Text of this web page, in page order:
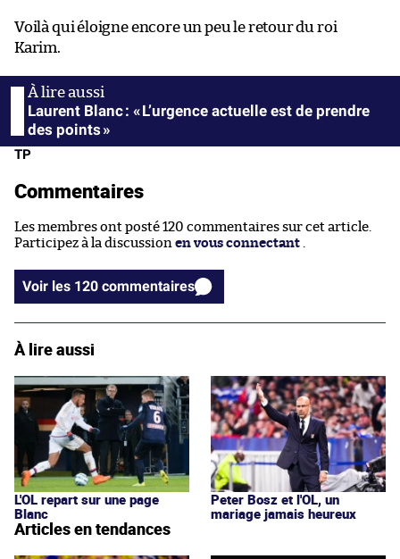
Voilà qui éloigne encore un peu le retour du roi
Karim.
Laurent Blanc : « L’urgence actuelle est de prendre
des points »
TP
Commentaires
Les membres ont posté 120 commentaires sur cet article.
Participez à la discussion en vous connectant
Voir les 120 commentaires
À lire aussi
L'OL repart sur une page
Blanc
Peter Bosz et l'OL, un
mariage jamais heureux
Articles en tendances